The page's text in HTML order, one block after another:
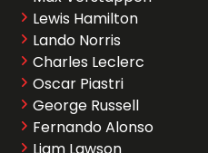
Lewis Hamilton
Lando Norris
Charles Leclerc
Oscar Piastri
George Russell
Fernando Alonso